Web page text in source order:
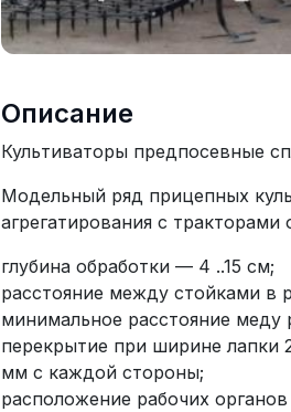
Описание
Культиваторы предпосевные
Модельный ряд прицепных
агрегатирования с тракторами
глубина обработки — 4 ..15 см;
расстояние между стойками в
минимальное расстояние
перекрытие при ширине
мм с каждой стороны;
расположение рабочих